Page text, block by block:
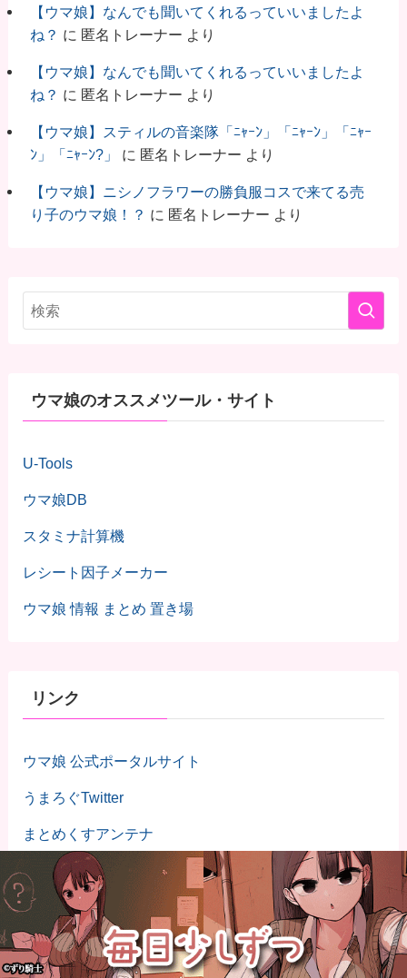
【ウマ娘】なんでも聞いてくれるっていいましたよ
ね？ に 匿名トレーナー より
【ウマ娘】なんでも聞いてくれるっていいましたよ
ね？ に 匿名トレーナー より
【ウマ娘】スティルの音楽隊「ﾆｬｰﾝ」「ﾆｬｰﾝ」「ﾆｬｰ
ﾝ」「ﾆｬｰﾝ?」
に 匿名トレーナー より
【ウマ娘】ニシノフラワーの勝負服コスで来てる売
り子のウマ娘！？ に 匿名トレーナー より
ウマ娘のオススメツール・サイト
U-Tools
ウマ娘DB
スタミナ計算機
レシート因子メーカー
ウマ娘 情報 まとめ 置き場
リンク
ウマ娘 公式ポータルサイト
うまろぐTwitter
まとめくすアンテナ
UMAアンテナ
ウマ娘プリティーダービーアンテナMAP
NEWまとめサイトアンテナ！